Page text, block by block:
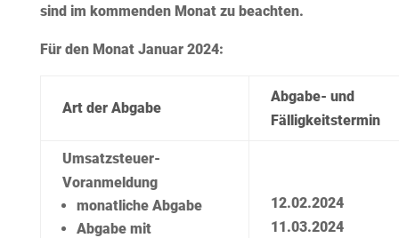
sind im kommenden Monat zu beachten.
Für den Monat Januar 2024:
Art der Abgabe
Abgabe- und
Fälligkeitstermin
Umsatzsteuer-
Voranmeldung
monatliche Abgabe
Abgabe mit
12.02.2024
11.03.2024